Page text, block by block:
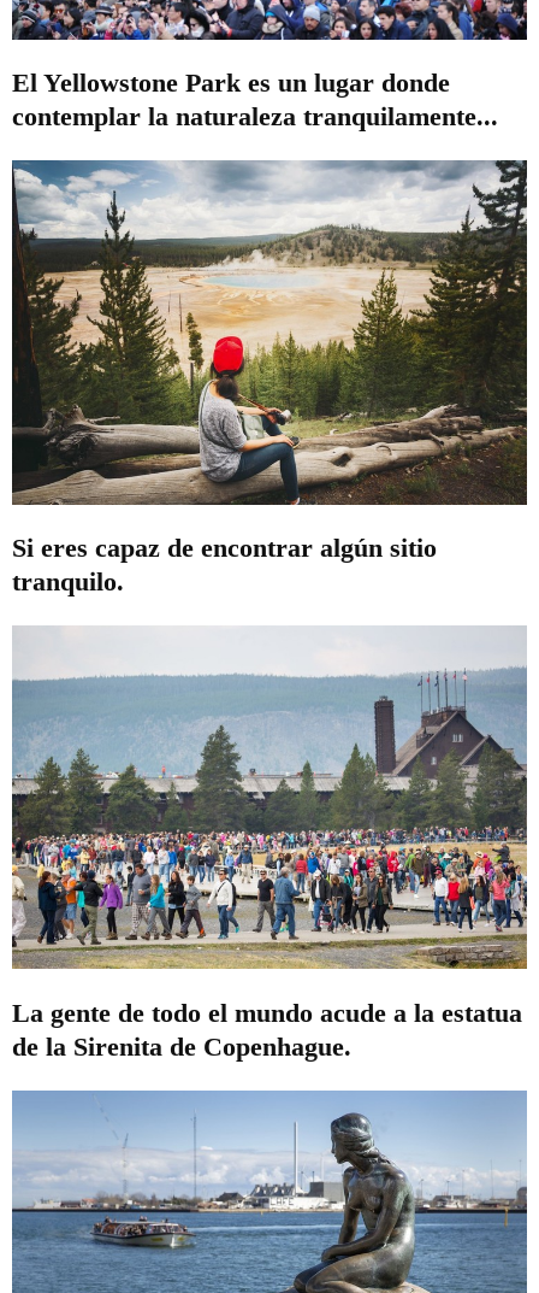
El Yellowstone Park es un lugar donde
contemplar la naturaleza tranquilamente...
Si eres capaz de encontrar algún sitio
tranquilo.
La gente de todo el mundo acude a la estatua
de la Sirenita de Copenhague.